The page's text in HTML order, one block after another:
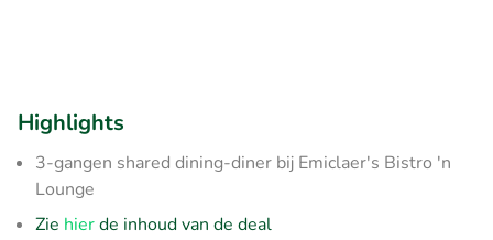
Highlights
3-gangen shared dining-diner bij Emiclaer's Bistro 'n
Lounge
Zie hierde inhoud van de deal